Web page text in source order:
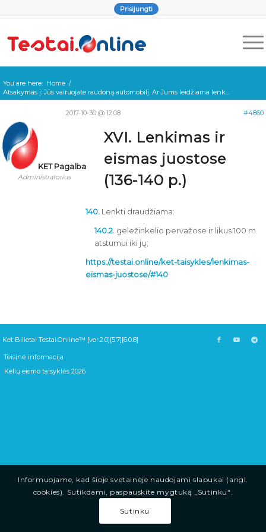
Prisijungti
You are here: Home /
Atsakymas į: Jūs vairuojate raudoną automobilį. Ar Jums leidžiama lenk...
2017-10-30 @ 12:08 #4860
KET Pagalba
Administratorius
XVI. Lenkimas ir
eismas juostose
(136-140 p.)
140. Lenkti draudžiama:
140.2. geležinkelio pervažose ir likus 100 m
atstumui iki jų;
https://testai.online/ket-taisykles/lenkimas-
eismas-juostose/#140
Ket Bilietai Testai.Online™ [ver.2.0][5.7][6.0.8]
Teisinė informacija
Kelių eismo taisyklės 2026
Informuojame, kad šioje svetainėje naudojami slapukai (angl.
cookies). Sutikdami, paspauskite mygtuką „Sutinku“.
Sutinku